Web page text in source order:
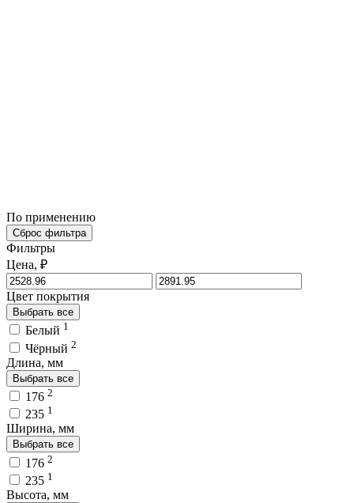
По применению
Сброс фильтра
Фильтры
Цена, ₽
Цвет покрытия
Выбрать все
Белый 1
Чёрный 2
Длина, мм
Выбрать все
176 2
235 1
Ширина, мм
Выбрать все
176 2
235 1
Высота, мм